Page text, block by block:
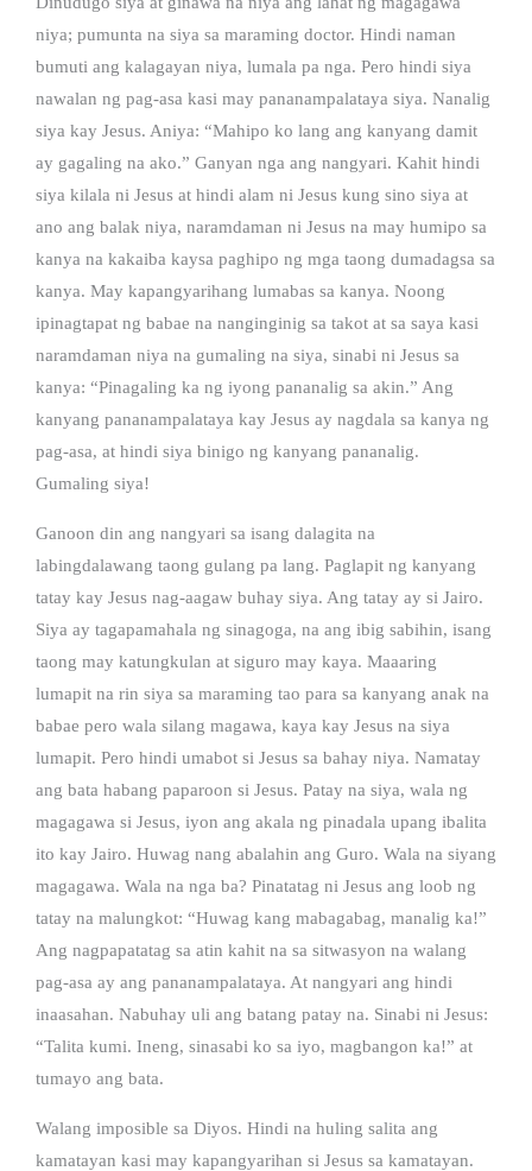
niya; pumunta na siya sa maraming doctor. Hindi naman
bumuti ang kalagayan niya, lumala pa nga. Pero hindi siya
nawalan ng pag-asa kasi may pananampalataya siya. Nanalig
siya kay Jesus. Aniya: “Mahipo ko lang ang kanyang damit
ay gagaling na ako.” Ganyan nga ang nangyari. Kahit hindi
siya kilala ni Jesus at hindi alam ni Jesus kung sino siya at
ano ang balak niya, naramdaman ni Jesus na may humipo sa
kanya na kakaiba kaysa paghipo ng mga taong dumadagsa sa
kanya. May kapangyarihang lumabas sa kanya. Noong
ipinagtapat ng babae na nanginginig sa takot at sa saya kasi
naramdaman niya na gumaling na siya, sinabi ni Jesus sa
kanya: “Pinagaling ka ng iyong pananalig sa akin.” Ang
kanyang pananampalataya kay Jesus ay nagdala sa kanya ng
pag-asa, at hindi siya binigo ng kanyang pananalig.
Gumaling siya!
Ganoon din ang nangyari sa isang dalagita na
labingdalawang taong gulang pa lang. Paglapit ng kanyang
tatay kay Jesus nag-aagaw buhay siya. Ang tatay ay si Jairo.
Siya ay tagapamahala ng sinagoga, na ang ibig sabihin, isang
taong may katungkulan at siguro may kaya. Maaaring
lumapit na rin siya sa maraming tao para sa kanyang anak na
babae pero wala silang magawa, kaya kay Jesus na siya
lumapit. Pero hindi umabot si Jesus sa bahay niya. Namatay
ang bata habang paparoon si Jesus. Patay na siya, wala ng
magagawa si Jesus, iyon ang akala ng pinadala upang ibalita
ito kay Jairo. Huwag nang abalahin ang Guro. Wala na siyang
magagawa. Wala na nga ba? Pinatatag ni Jesus ang loob ng
tatay na malungkot: “Huwag kang mabagabag, manalig ka!”
Ang nagpapatatag sa atin kahit na sa sitwasyon na walang
pag-asa ay ang pananampalataya. At nangyari ang hindi
inaasahan. Nabuhay uli ang batang patay na. Sinabi ni Jesus:
“Talita kumi. Ineng, sinasabi ko sa iyo, magbangon ka!” at
tumayo ang bata.
Walang imposible sa Diyos. Hindi na huling salita ang
kamatayan kasi may kapangyarihan si Jesus sa kamatayan.